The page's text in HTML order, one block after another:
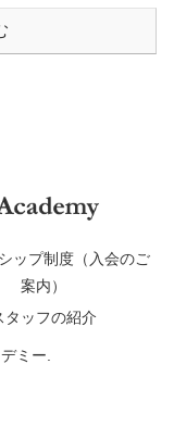
ップ制度（入会のご
案内）
タッフの紹介
ミー.